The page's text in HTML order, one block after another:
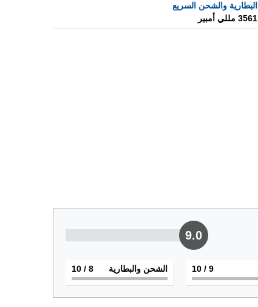
البطارية والشحن السريع
3561 مللي أمبير
9.0
9
/ 10 الشحن والبطارية 8
/ 10